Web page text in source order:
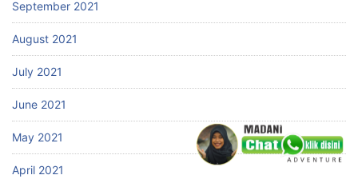
September 2021
August 2021
July 2021
June 2021
May 2021
April 2021